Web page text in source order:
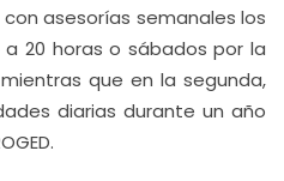
asesorías semanales los
20 horas o sábados por la
que en la segunda,
diarias durante un año